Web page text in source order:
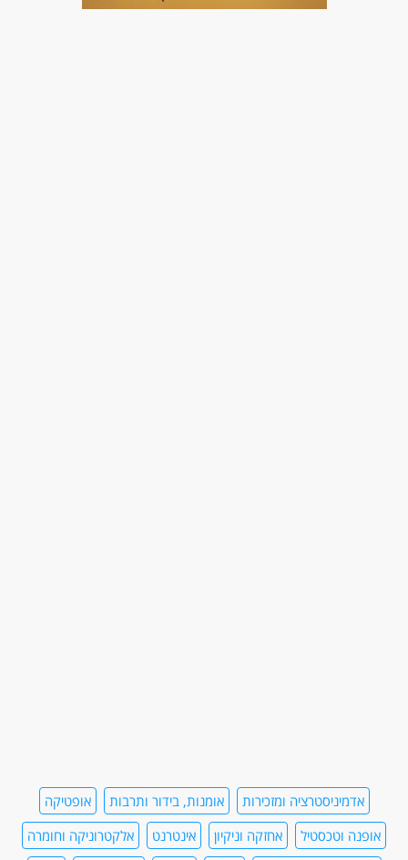
אדמיניסטרציה ומזכירות אומנות, בידור ותרבות
אופטיקה
אופנה וטכסטיל
אחזקה וניקיון אינטרנט
אלקטרוניקה וחומרה